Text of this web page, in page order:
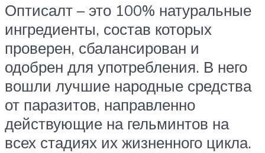
Оптисалт – это 100% натуральные
ингредиенты, состав которых
проверен, сбалансирован и
одобрен для употребления. В него
вошли лучшие народные средства
от паразитов, направленно
действующие на гельминтов на
всех стадиях их жизненного цикла.